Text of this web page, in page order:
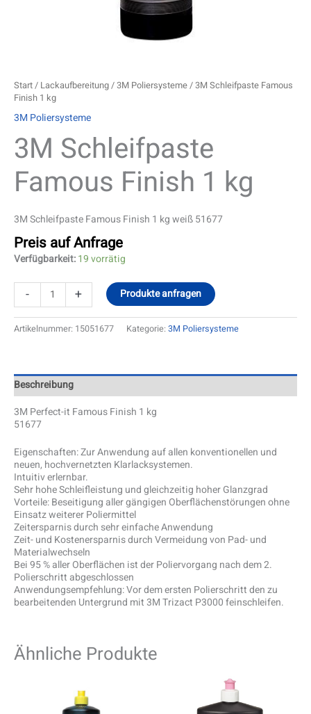
Start/ Lackaufbereitung/3M Poliersysteme/ 3M Schleifpaste Famous
Finish 1 kg
3M Poliersysteme
3M Schleifpaste
Famous Finish 1 kg
3M Schleifpaste Famous Finish 1 kg weiß 51677
Preis auf Anfrage
Verfügbarkeit:19 vorrätig
- + Produkte anfragen
Artikelnummer: 15051677 Kategorie: 3M Poliersysteme
Beschreibung
3M Perfect-it Famous Finish 1 kg
51677
Eigenschaften: Zur Anwendung auf allen konventionellen und
neuen, hochvernetzten Klarlacksystemen.
Intuitiv erlernbar.
Sehr hohe Schleifleistung und gleichzeitig hoher Glanzgrad
Vorteile: Beseitigung aller gängigen Oberflächenstörungen ohne
Einsatz weiterer Poliermittel
Zeitersparnis durch sehr einfache Anwendung
Zeit- und Kostenersparnis durch Vermeidung von Pad- und
Materialwechseln
Bei 95 % aller Oberflächen ist der Poliervorgang nach dem 2.
Polierschritt abgeschlossen
Anwendungsempfehlung: Vor dem ersten Polierschritt den zu
bearbeitenden Untergrund mit 3M Trizact P3000 feinschleifen.
Ähnliche Produkte